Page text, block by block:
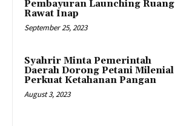
Pembayuran Launching Ruang
Rawat Inap
September 25, 2023
Syahrir Minta Pemerintah
Daerah Dorong Petani Milenial
Perkuat Ketahanan Pangan
August 3, 2023